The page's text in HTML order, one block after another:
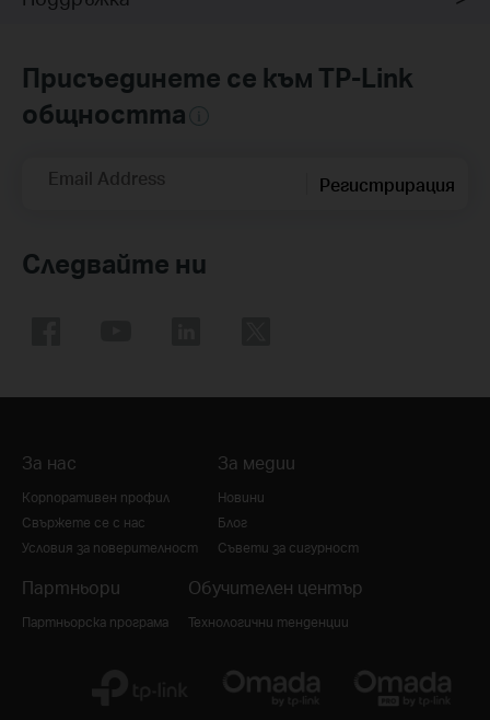
Присъединете се към TP-Link
общността
Email Address Регистрирация
Следвайте ни
За нас
Корпоративен профил
Свържете се с нас
Условия за поверителност
За медии
Новини
Блог
Съвети за сигурност
Партньори
Партньорска програма
Обучителен център
Технологични тенденции